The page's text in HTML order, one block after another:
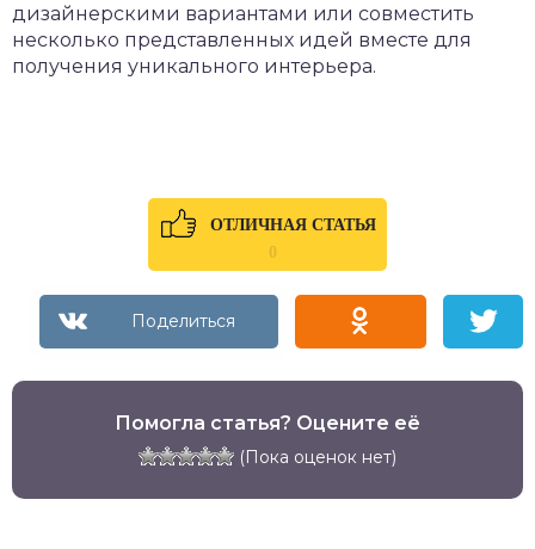
дизайнерскими вариантами или совместить
несколько представленных идей вместе для
получения уникального интерьера.
ОТЛИЧНАЯ СТАТЬЯ
0
Помогла статья? Оцените её
(Пока оценок нет)